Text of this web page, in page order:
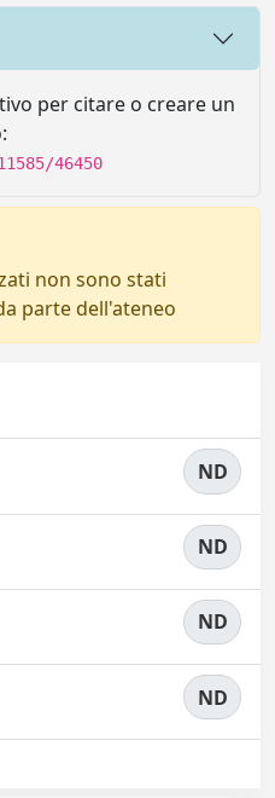
per citare o creare un
46450
non sono stati
parte dell'ateneo
ND
ND
ND
ND